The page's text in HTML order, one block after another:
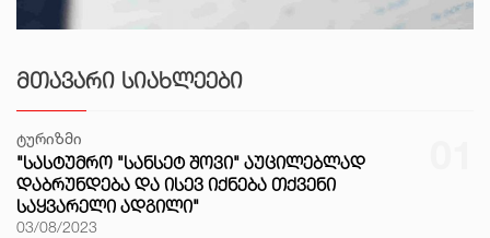
ᲛᲗᲐᲕᲐᲠᲘ ᲡᲘᲐᲮᲚᲔᲔᲑᲘ
ტურიზმი
"ᲡᲐᲡᲢᲣᲛᲠᲝ "ᲡᲐᲜᲡᲔᲢ ᲨᲝᲕᲘ" ᲐᲣᲪᲘᲚᲔᲑᲚᲐᲓ
ᲓᲐᲑᲠᲣᲜᲓᲔᲑᲐ ᲓᲐ ᲘᲡᲔᲕ ᲘᲥᲜᲔᲑᲐ ᲗᲥᲕᲔᲜᲘ
ᲡᲐᲧᲕᲐᲠᲔᲚᲘ ᲐᲓᲒᲘᲚᲘ"
03/08/2023